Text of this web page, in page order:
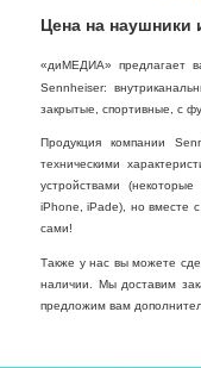
Цена на наушники
«диМЕДИА» предлагает
Sennheiser:
закрытые, спортивные, с
Продукция компании
техническими
устройствами
iPhone, iPade), но вместе
сами!
Также у нас вы можете
наличии. Мы доставим
предложим вам